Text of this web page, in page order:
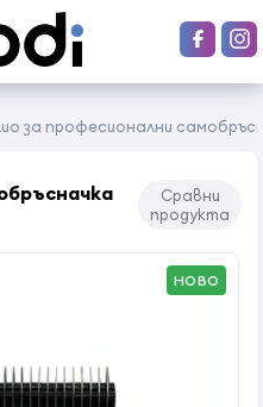
за професионални
Сравни
продукта
НОВО